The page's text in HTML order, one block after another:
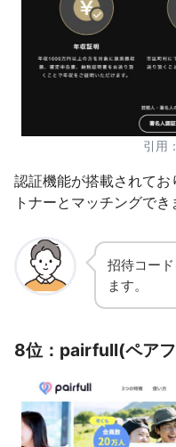
引用：
認証機能が搭載されて
トナーとマッチングでき
招待コー
ます。
8位：pairfull(ペア